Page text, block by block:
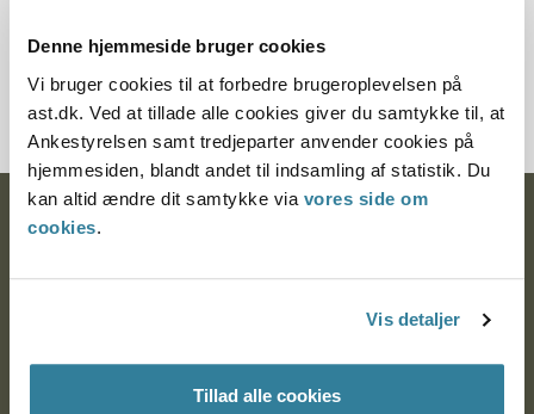
Denne hjemmeside bruger cookies
Vi bruger cookies til at forbedre brugeroplevelsen på
ast.dk. Ved at tillade alle cookies giver du samtykke til, at
Ankestyrelsen samt tredjeparter anvender cookies på
hjemmesiden, blandt andet til indsamling af statistik. Du
kan altid ændre dit samtykke via vores side om
cookies.
Vis detaljer
Tillad alle cookies
Journalnummer
1009442-06
Ankestyrelsen
Postadresse: